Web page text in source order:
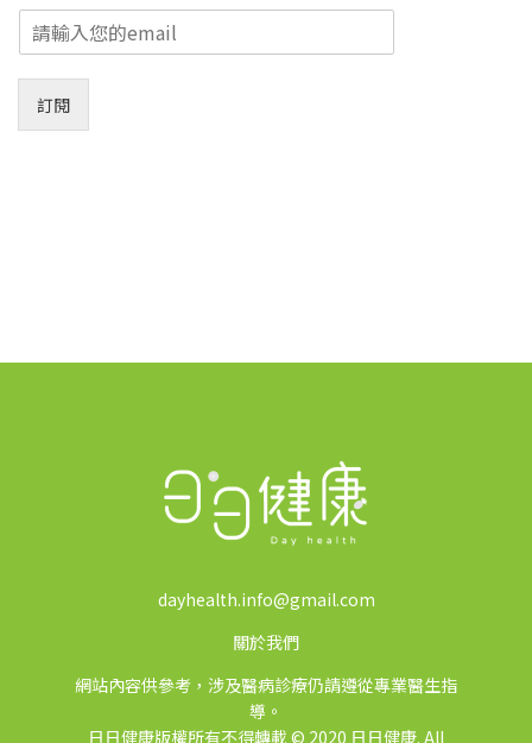
E
m
*
訂閱
dayhealth.info@gmail.com
關於我們
網站內容供參考，涉及醫病診療仍請遵從專業醫生指
導。
日日健康版權所有不得轉載 © 2020 日日健康. All